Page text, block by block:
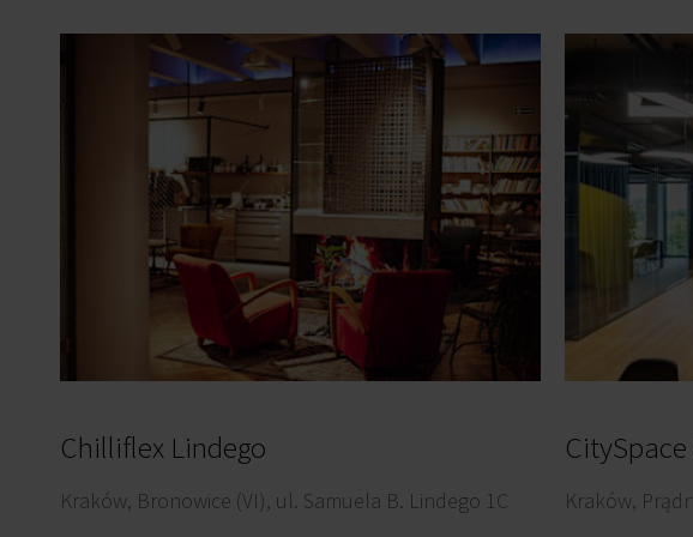
Chilliflex Lindego
Kraków, Bronowice (VI), ul. Samuela B. Lindego 1C
CitySpace
Kraków,